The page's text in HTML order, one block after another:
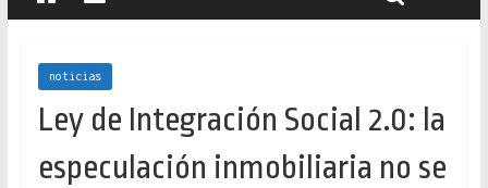
noticias
Ley de Integración Social 2.0: la
especulación inmobiliaria no se